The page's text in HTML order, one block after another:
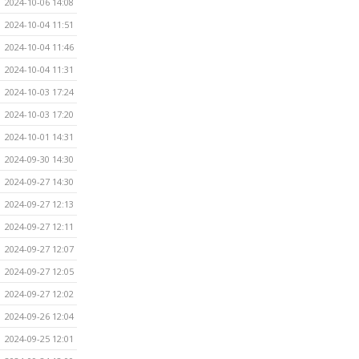
2024-10-04 11:51
2024-10-04 11:46
2024-10-04 11:31
2024-10-03 17:24
2024-10-03 17:20
2024-10-01 14:31
2024-09-30 14:30
2024-09-27 14:30
2024-09-27 12:13
2024-09-27 12:11
2024-09-27 12:07
2024-09-27 12:05
2024-09-27 12:02
2024-09-26 12:04
2024-09-25 12:01